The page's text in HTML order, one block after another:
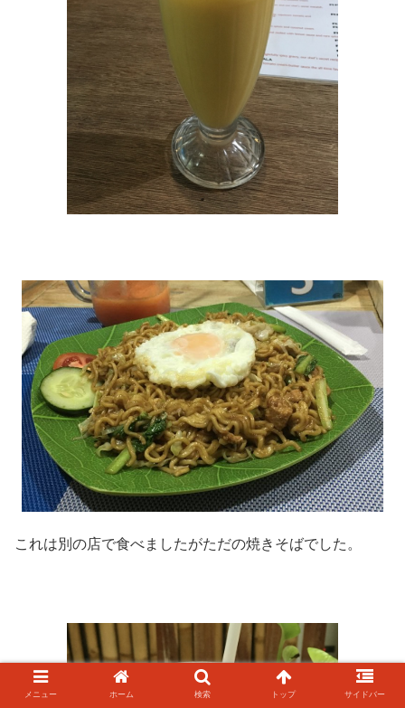
これは別の店で食べましたがただの焼きそばでした。
メニュー ホーム 検索 トップ サイドバー